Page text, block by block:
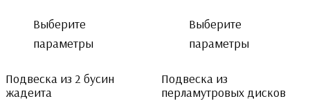
Выберите
параметры
Подвеска из 2 бусин
жадеита
Выберите
параметры
Подвеска из
перламутровых дисков